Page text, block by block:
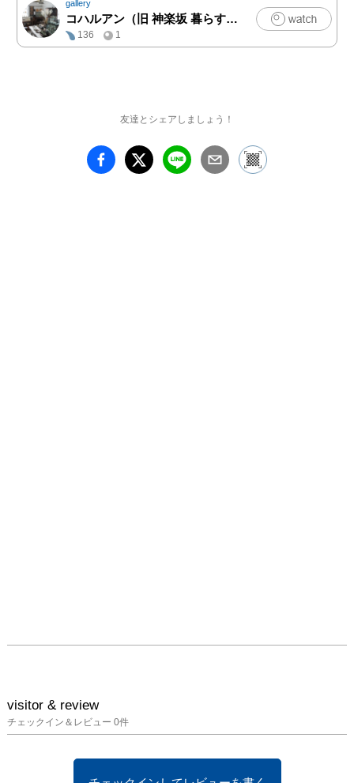
gallery
コハルアン（旧 神楽坂 暮らす。)
クラフト
136
1
友達とシェアしましょう！
visitor & review
チェックイン＆レビュー 0件